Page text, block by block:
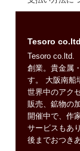
Tesoro
Tesoro
創業。貴金属
す。 大阪南船
世界中のアク
販売、鉱物の
開催中で、作
サービスもあ
後までおつき